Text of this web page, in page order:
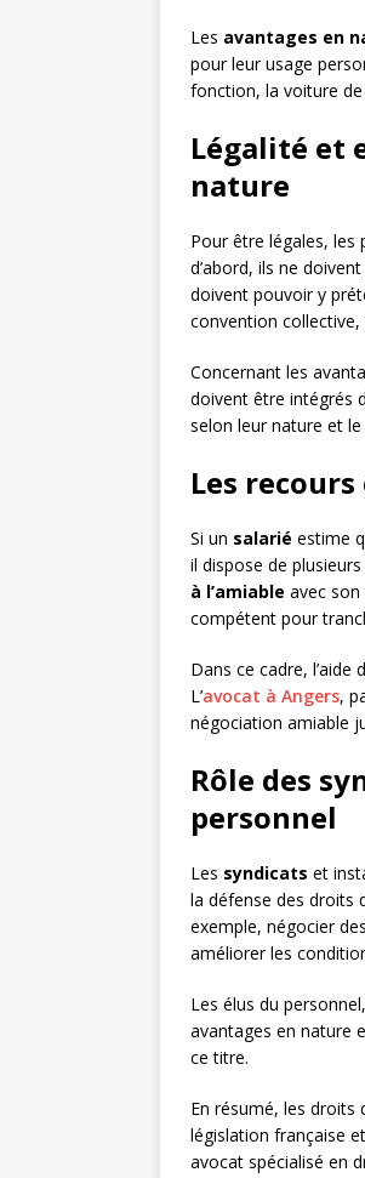
Les avantages en
pour leur usage
fonction, la voiture de
Légalité et
nature
Pour être légales,
d’abord, ils ne
doivent pouvoir y
convention
Concernant les
doivent être intégrés
selon leur nature et
Les
Si un salarié estime
il dispose de
à l’amiable avec son
compétent pour
Dans ce cadre,
L’avocat à Angers,
négociation amiable
Rôle des
personnel
Les syndicats et
la défense des droits
exemple, négocier
améliorer les
Les élus du
avantages en nature
ce titre.
En résumé, les droits
législation française
avocat spécialisé en